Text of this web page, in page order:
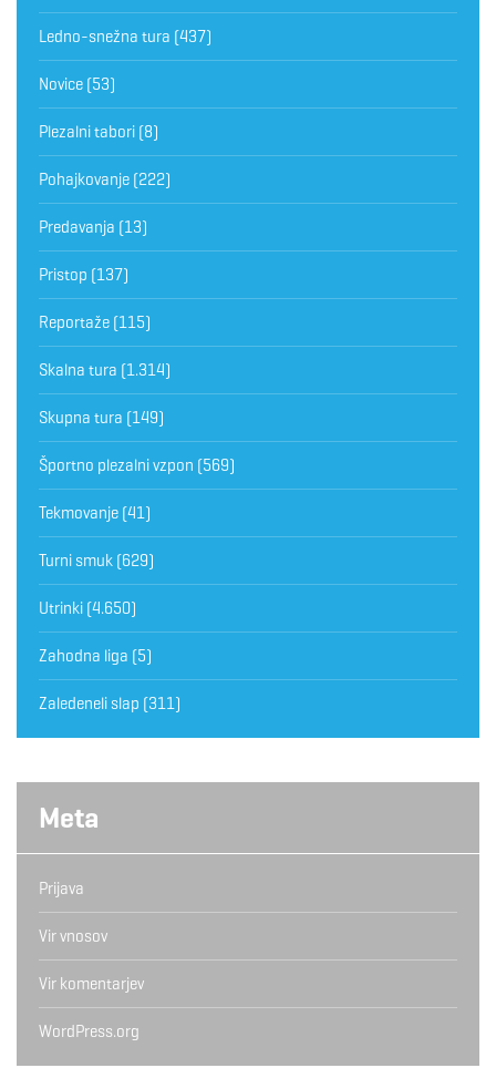
Ledno-snežna tura (437)
Novice (53)
Plezalni tabori (8)
Pohajkovanje (222)
Predavanja (13)
Pristop (137)
Reportaže (115)
Skalna tura (1.314)
Skupna tura (149)
Športno plezalni vzpon (569)
Tekmovanje (41)
Turni smuk (629)
Utrinki (4.650)
Zahodna liga (5)
Zaledeneli slap (311)
Meta
Prijava
Vir vnosov
Vir komentarjev
WordPress.org